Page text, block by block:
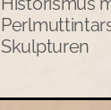
Skulpturen